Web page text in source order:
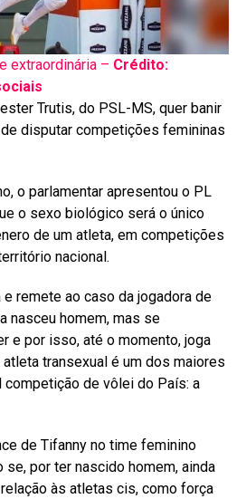
extraordinária – Crédito:
Trutis, do PSL-MS, quer banir
disputar competições femininas
o parlamentar apresentou o PL
o sexo biológico será o único
de um atleta, em competições
nacional.
remete ao caso da jogadora de
nasceu homem, mas se
e por isso, até o momento, joga
transexual é um dos maiores
de vôlei do País: a
de Tifanny no time feminino
por ter nascido homem, ainda
às atletas cis, como força